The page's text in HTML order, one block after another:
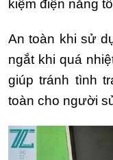
kiệm điện năng
An toàn khi sử
ngắt khi quá
giúp tránh tình
toàn cho người